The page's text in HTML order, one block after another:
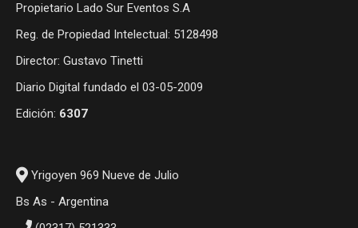
Propietario Lado Sur Eventos S.A
Reg. de Propiedad Intelectual: 5128498
Director: Gustavo Tinetti
Diario Digital fundado el 03-05-2009
Edición: 6307
Yrigoyen 969 Nueve de Julio
Bs As - Argentina